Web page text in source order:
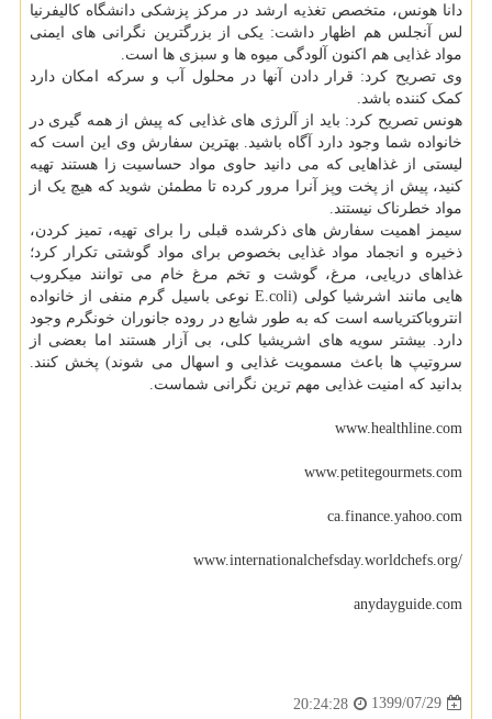
دانا هونس، متخصص تغذیه ارشد در مرکز پزشکی دانشگاه کالیفرنیا
لس آنجلس هم اظهار داشت: یکی از بزرگترین نگرانی های ایمنی
مواد غذایی هم اکنون آلودگی میوه ها و سبزی ها است.
وی تصریح کرد: قرار دادن آنها در محلول آب و سرکه امکان دارد
کمک کننده باشد.
هونس تصریح کرد: باید از آلرژی های غذایی که پیش از همه گیری در
خانواده شما وجود دارد آگاه باشید. بهترین سفارش وی این است که
لیستی از غذاهایی که می دانید حاوی مواد حساسیت زا هستند تهیه
کنید، پیش از پخت وپز آنرا مرور کرده تا مطمئن شوید که هیچ یک از
مواد خطرناک نیستند.
سیمز اهمیت سفارش های ذکرشده قبلی را برای تهیه، تمیز کردن،
ذخیره و انجماد مواد غذایی بخصوص برای مواد گوشتی تکرار کرد؛
غذاهای دریایی، مرغ، گوشت و تخم مرغ خام می توانند میکروب
هایی مانند اشرشیا کولی (E.coli نوعی باسیل گرم منفی از خانواده
انتروباکتریاسه است که به طور شایع در روده جانوران خونگرم وجود
دارد. بیشتر سویه های اشریشیا کلی، بی آزار هستند اما بعضی از
سروتیپ ها باعث مسمویت غذایی و اسهال می شوند) پخش کنند.
بدانید که امنیت غذایی مهم ترین نگرانی شماست.
www.healthline.com
www.petitegourmets.com
ca.finance.yahoo.com
/www.internationalchefsday.worldchefs.org
anydayguide.com
1399/07/29
20:24:28